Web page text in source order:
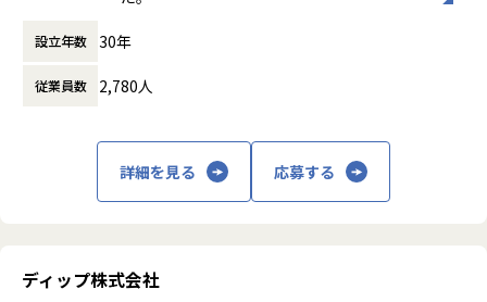
様検討から実装、テスト、運用保守まで経験できます。
費用でのツール導入やトレンド共有も行われています。
＜働く環境と魅力＞
フルリモート勤務で、働く場所と時間の自由度があります。
バーチャルオフィスや称賛制度（Unipos）を導入しており、
部署を跨いだ交流が生まれやすい環境です。
・テスト（設計・実施）
・チームマネジメント
▼将来的に想定される仕事
（他のメンバーと一緒に）実装・ソースレビュー・テスト ・
リリース・データ移行までお任せします。
休憩時間： 60分
たなvisionを掲げ、人材事業とDX事業に大き
「夢」と「アイデア」と「情熱」で社会を改
献していきます。
設立年数 30年
従業員数 2,780人
詳細を見る 応募する
ディップ株式会社